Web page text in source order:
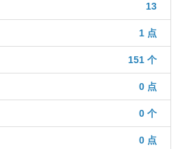
13
1 点
151 个
0 点
0 个
0 点